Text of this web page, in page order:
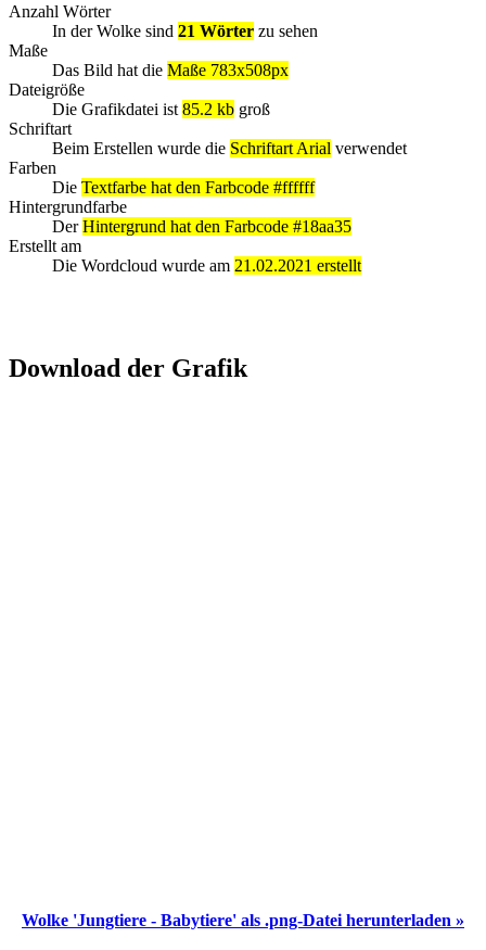
Anzahl Wörter
In der Wolke sind 21 Wörter zu sehen
Maße
Das Bild hat die Maße 783x508px
Dateigröße
Die Grafikdatei ist 85.2 kb groß
Schriftart
Beim Erstellen wurde die Schriftart Arial verwendet
Farben
Die Textfarbe hat den Farbcode #ffffff
Hintergrundfarbe
DerHintergrund hat den Farbcode #18aa35
Erstellt am
Die Wordcloud wurde am 21.02.2021 erstellt
Download der Grafik
Wolke 'Jungtiere - Babytiere' als .png-Datei herunterladen »